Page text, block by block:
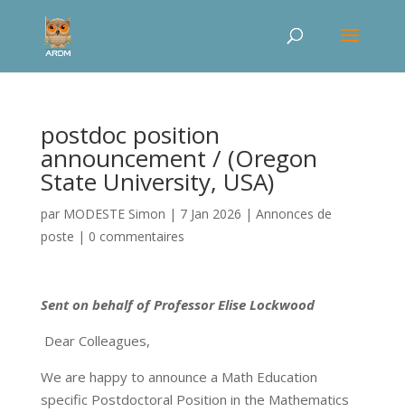
postdoc position
announcement / (Oregon
State University, USA)
par MODESTE Simon | 7 Jan 2026 | Annonces de
poste | 0 commentaires
Sent on behalf of Professor Elise Lockwood
Dear Colleagues,
We are happy to announce a Math Education
specific Postdoctoral Position in the Mathematics